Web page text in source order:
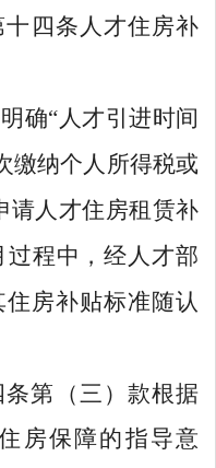
十四条人才住房补
确“人才引进时间
缴纳个人所得税或
请人才住房租赁补
过程中，经人才部
房补贴标准随认
条第（三）款根据
房保障的指导意